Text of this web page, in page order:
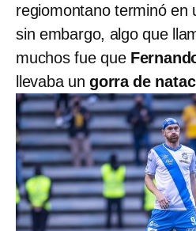
regiomontano terminó en
sin embargo, algo que
muchos fue que
llevaba un gorra de